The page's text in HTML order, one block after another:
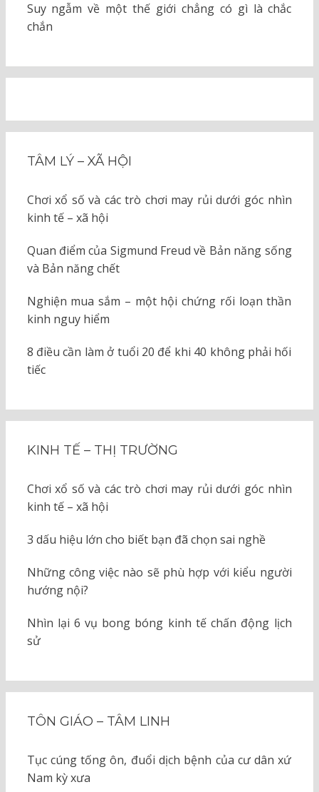
Suy ngẫm về một thế giới chẳng có gì là chắc
chắn
TÂM LÝ – XÃ HỘI
Chơi xổ số và các trò chơi may rủi dưới góc nhìn
kinh tế – xã hội
Quan điểm của Sigmund Freud về Bản năng sống
và Bản năng chết
Nghiện mua sắm – một hội chứng rối loạn thần
kinh nguy hiểm
8 điều cần làm ở tuổi 20 để khi 40 không phải hối
tiếc
KINH TẾ – THỊ TRƯỜNG
Chơi xổ số và các trò chơi may rủi dưới góc nhìn
kinh tế – xã hội
3 dấu hiệu lớn cho biết bạn đã chọn sai nghề
Những công việc nào sẽ phù hợp với kiểu người
hướng nội?
Nhìn lại 6 vụ bong bóng kinh tế chấn động lịch
sử
TÔN GIÁO – TÂM LINH
Tục cúng tống ôn, đuổi dịch bệnh của cư dân xứ
Nam kỳ xưa